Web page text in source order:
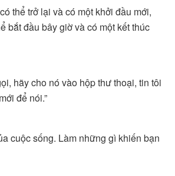
thể trở lại và có một khởi đầu mới,
bắt đầu bây giờ và có một kết thúc
hãy cho nó vào hộp thư thoại, tin tôi
để nói.”
cuộc sống. Làm những gì khiến bạn